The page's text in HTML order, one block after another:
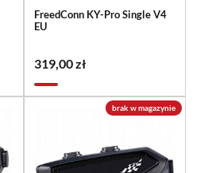
FreedConn KY-Pro Single V4
EU
319,00 zł
brak w magazynie